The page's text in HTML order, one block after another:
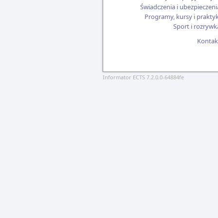
Świadczenia i
Programy, kursy i
Sport i
Informator ECTS 7.2.0.0-64884fe